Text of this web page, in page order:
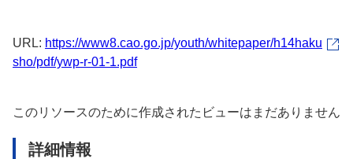
URL: https://www8.cao.go.jp/youth/whitepaper/h14haku
sho/pdf/ywp-r-01-1.pdf
このリソースのために作成されたビューはまだありません
詳細情報